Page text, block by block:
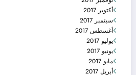
أكتوبر 2017
سبتمبر 2017
أغسطس 2017
يوليو 2017
يونيو 2017
مايو 2017
أبريل 2017